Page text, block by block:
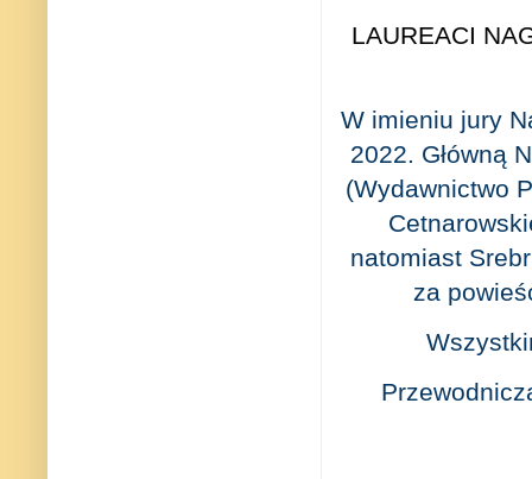
LAUREACI
W imieniu jury
2022. Główną
(Wydawnictwo
natomiast
za